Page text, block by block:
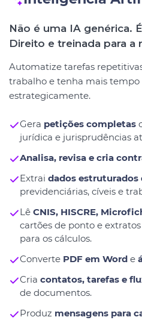
Não é uma IA genérica.
Direito e treinada para
Automatize tarefas
trabalho e tenha mais
estrategicamente.
Gera petições completas
jurídica e jurisprudências
Analisa, revisa e cria
Extrai dados estruturados
previdenciárias, cíveis e
Lê CNIS, HISCRE,
cartões de ponto e
para os cálculos.
Converte PDF em Worde
Cria contatos, tarefas e
de documentos.
Produz mensagens para